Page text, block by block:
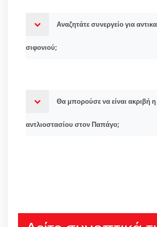
Αναζητάτε συνεργείο για
σιφονιού;
Θα μπορούσε να είναι ακριβή
αντλιοστασίου στον Παπάγο;